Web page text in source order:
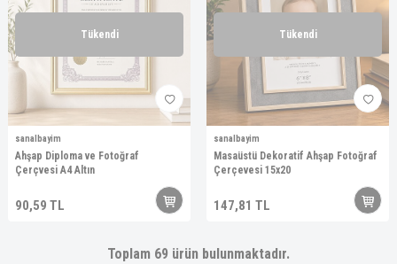
Tükendi
sanalbayim
Ahşap Diploma ve Fotoğraf
Çerçvesi A4 Altın
90,59 TL
Tükendi
sanalbayim
Masaüstü Dekoratif Ahşap Fotoğraf
Çerçevesi 15x20
147,81 TL
Toplam 69 ürün bulunmaktadır.